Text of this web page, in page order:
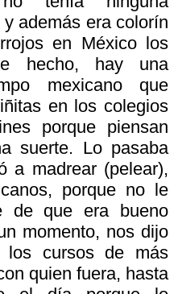
además era colorín
en México los
hecho, hay una
mexicano que
en los colegios
porque piensan
suerte. Lo pasaba
a madrear (pelear),
porque no le
de que era bueno
momento, nos dijo
los cursos de más
quien fuera, hasta